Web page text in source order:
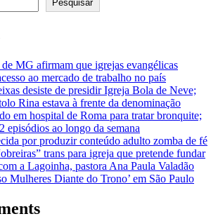
Pesquisar
de MG afirmam que igrejas evangélicas
ao mercado de trabalho no país
desiste de presidir Igreja Bola de Neve;
Rina estava à frente da denominação
em hospital de Roma para tratar bronquite;
episódios ao longo da semana
por produzir conteúdo adulto zomba de fé
trans para igreja que pretende fundar
a Lagoinha, pastora Ana Paula Valadão
Mulheres Diante do Trono’ em São Paulo